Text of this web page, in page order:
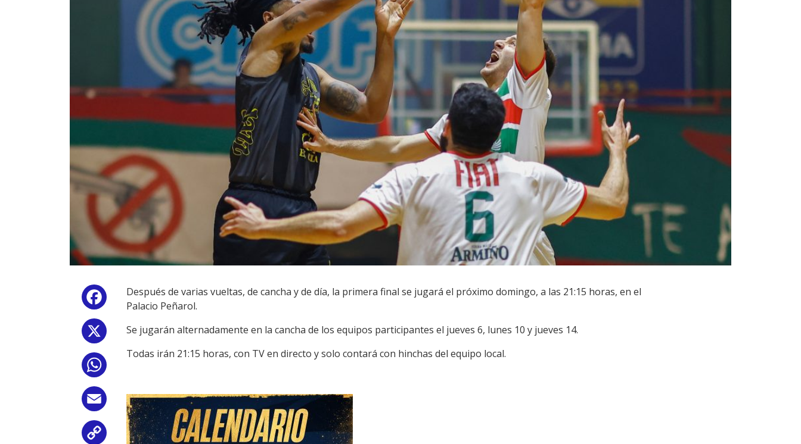
Facebook
Email
Copy
Después de varias vueltas, de cancha y de día, la primera final se jugará el próximo domingo, a las 21:15 horas, en el
Palacio Peñarol.
Se jugarán alternadamente en la cancha de los equipos participantes el jueves 6, lunes 10 y jueves 14.
Todas irán 21:15 horas, con TV en directo y solo contará con hinchas del equipo local.